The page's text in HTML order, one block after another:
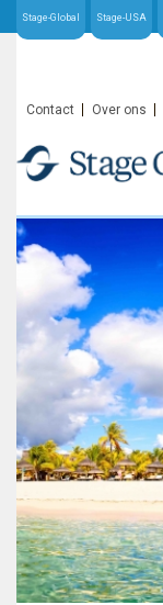
Stage-Global Stage-USA
Contact Over ons